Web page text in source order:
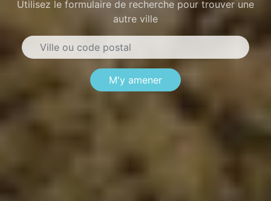
Utilisez le formulaire de recherche pour trouver une
autre ville
M'y amener